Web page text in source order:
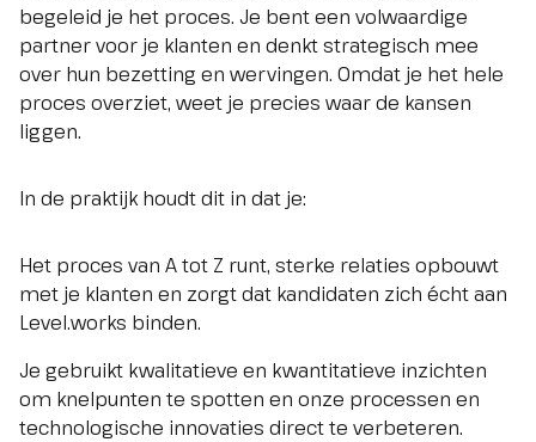
begeleid je het proces. Je bent een volwaardige
partner voor je klanten en denkt strategisch mee
over hun bezetting en wervingen. Omdat je het hele
proces overziet, weet je precies waar de kansen
liggen.
In de praktijk houdt dit in dat je:
Het proces van A tot Z runt, sterke relaties opbouwt
met je klanten en zorgt dat kandidaten zich écht aan
Level.works binden.
Je gebruikt kwalitatieve en kwantitatieve inzichten
om knelpunten te spotten en onze processen en
technologische innovaties direct te verbeteren.